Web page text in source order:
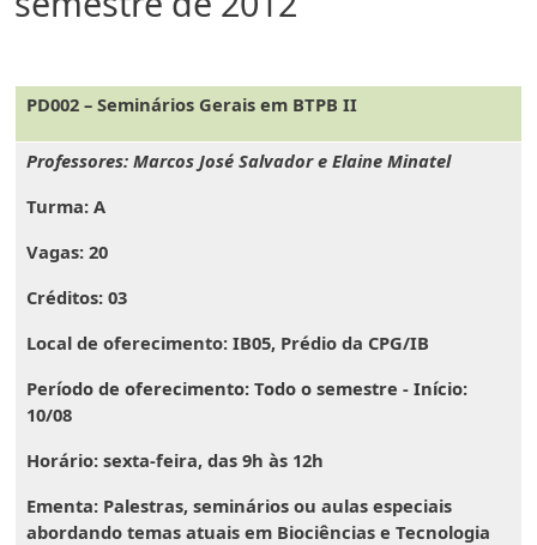
PD002 – Seminários Gerais em BTPB II
Professores: Marcos José Salvador e Elaine Minatel
Turma: A
Vagas: 20
Créditos: 03
Local de oferecimento: IB05, Prédio da CPG/IB
Período de oferecimento: Todo o semestre - Início:
10/08
Horário: sexta-feira, das 9h às 12h
Ementa: Palestras, seminários ou aulas especiais
abordando temas atuais em Biociências e Tecnologia